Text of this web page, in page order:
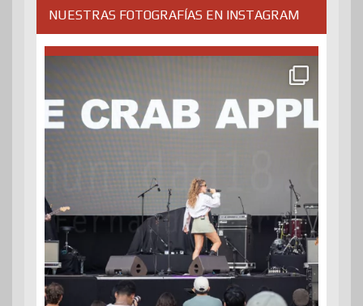
NUESTRAS FOTOGRAFÍAS EN INSTAGRAM